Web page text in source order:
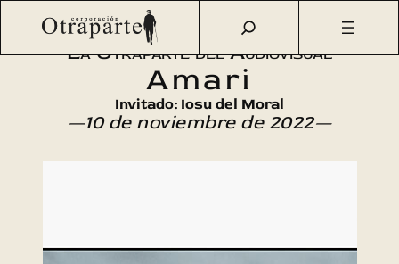
Saltar
contenido
Otraparte.org/ Agenda Cultural/
La Otraparte del Audiovisual
Amari
Invitado: Iosu del Moral
—10 de noviembre de 2022—